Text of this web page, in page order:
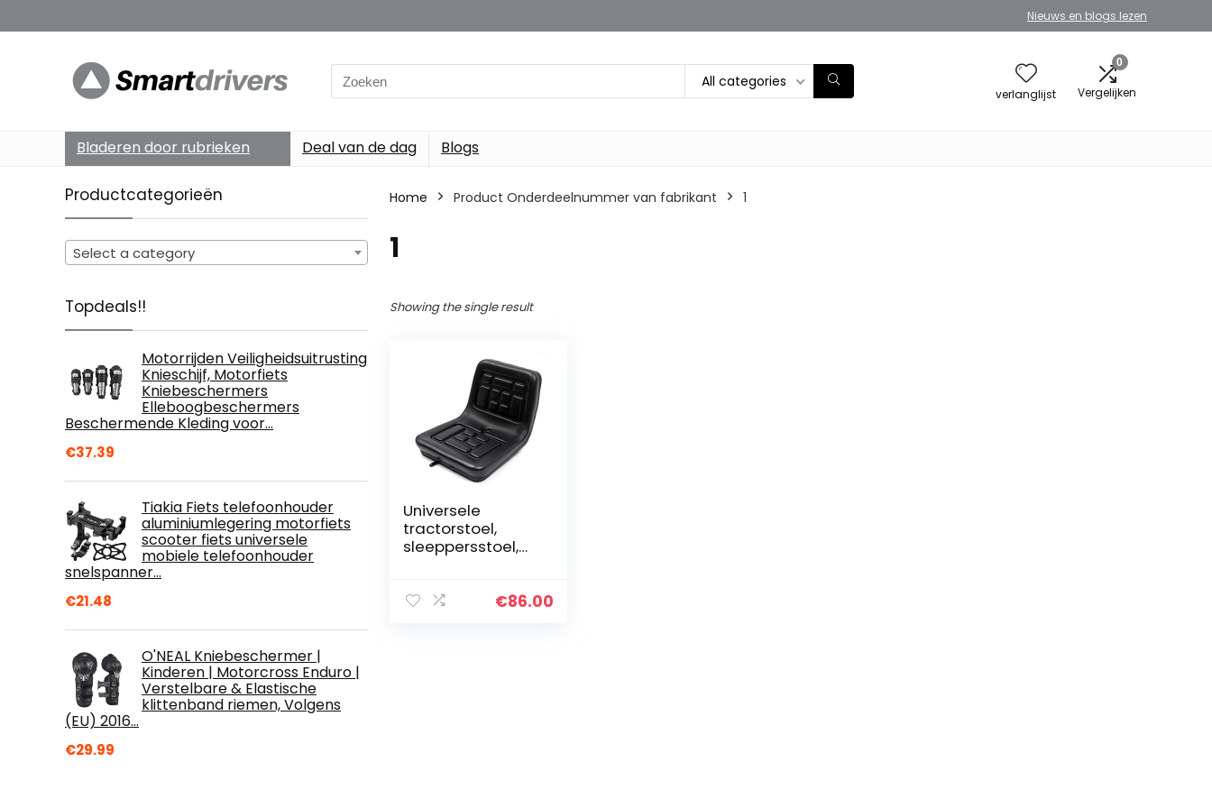
Nieuws en blogs lezen
Search
for:
All categories
verlanglijst
0
Vergelijken
Bladeren door rubrieken Deal van de dag Blogs
Productcategorieën
Select a category
Topdeals!!
Motorrijden Veiligheidsuitrusting
Knieschijf, Motorfiets
Kniebeschermers
Elleboogbeschermers
Beschermende Kleding voor…
€37.39
Tiakia Fiets telefoonhouder
aluminiumlegering motorfiets
scooter fiets universele
mobiele telefoonhouder
snelspanner…
€21.48
O'NEAL Kniebeschermer |
Kinderen | Motorcross Enduro |
Verstelbare & Elastische
klittenband riemen, Volgens
(EU) 2016…
€29.99
Home Product Onderdeelnummer van fabrikant ‎1
‎1
Showing the single result
Universele
tractorstoel,
sleeppersstoel,
tractorstoel,€86.00